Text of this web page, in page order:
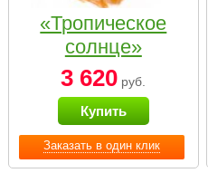
Заказать в один клик
«Тропическое
солнце»
3 620 руб.
Купить